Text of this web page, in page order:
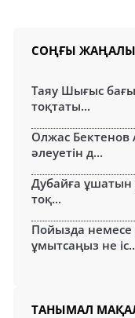
СОҢҒЫ
Таяу Шығыс
тоқтаты...
Олжас Бектенов
әлеуетін д...
Дубайға ұшатын
тоқ...
Пойызда
ұмытсаңыз не
ТАНЫМАЛ